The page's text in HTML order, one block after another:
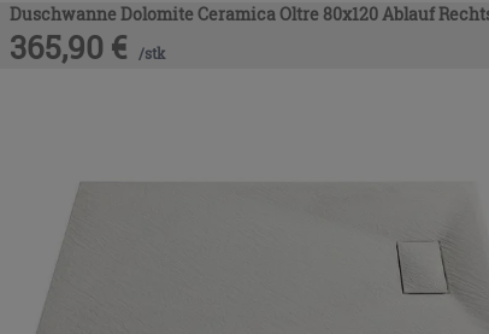
Duschwanne Dolomite Ceramica Oltre 80x120 Ablauf
365,90 € /stk